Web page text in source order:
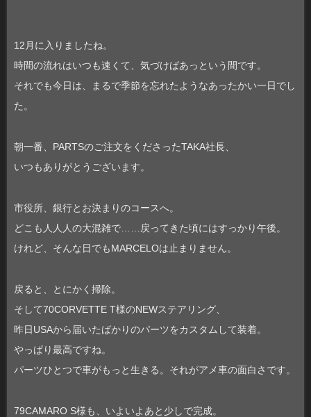
12月に入りましたね。
時間の流れはいつも速くて、気づけばあっという間です。
それでも今日は、まるで季節を忘れたようなあったかい一日でし
た。
朝一番、PARTSのご注文をくださったTAKA社長、
いつもありがとうございます。
市役所、銀行とお決まりのコースへ。
どこも人人人の大混雑で……戻ってきた頃にはすっかり午後。
けれど、そんな日でもMARCELOは止まりません。
戻ると、とにかく掃除。
そして70CORVETTE T様のNEWステアリング、
昨日USAから届いたばかりのパーツをカスタムして装着。
やっぱり最高ですね。
パーツひとつで車がもっと生きる。それがアメ車の面白さです。
79CAMARO S様も、いよいよあと少しで完成。